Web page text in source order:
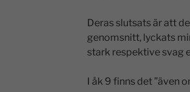
Deras slutsats är att
genomsnitt, lyckats
stark respektive svag
I åk 9 finns det ”även